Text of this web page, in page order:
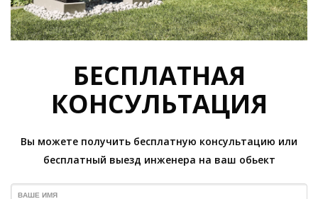
БЕСПЛАТНАЯ
КОНСУЛЬТАЦИЯ
Вы можете получить бесплатную консультацию или
бесплатный выезд инженера на ваш обьект
ВАШЕ ИМЯ